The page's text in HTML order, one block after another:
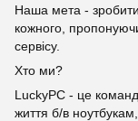
Наша мета - зробити
кожного,
сервісу.
Хто ми?
LuckyPC - це
життя б/в